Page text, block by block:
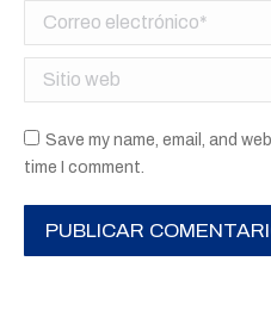
Correo electrónico *
Sitio web
Save my name, email, and
time I comment.
PUBLICAR